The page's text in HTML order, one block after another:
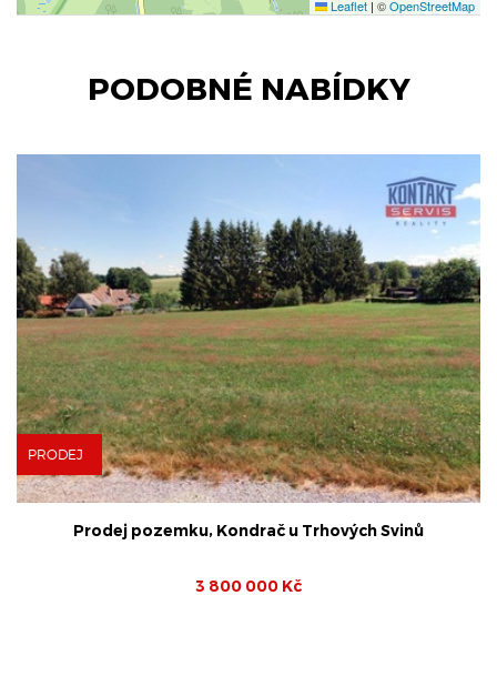
Leaflet | ©OpenStreetMap
PODOBNÉ NABÍDKY
PRODEJ
Prodej pozemku, Kondrač u Trhových Svinů
3 800 000 Kč